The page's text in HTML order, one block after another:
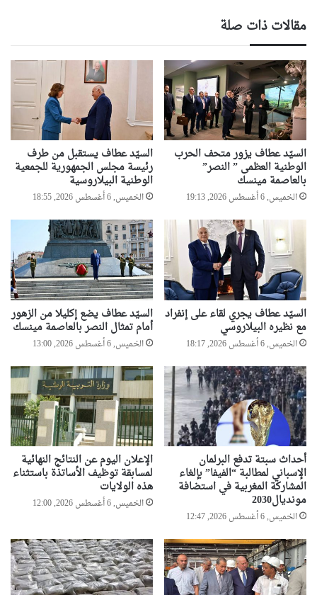
مقالات ذات صلة
السيّد عطاف يزور متحف الحرب
الوطنية العظمى ” النصر”
بالعاصمة مينسك
الخميس, 6 أغسطس 2026, 19:13
السيّد عطاف يستقبل من طرف
رئيسة مجلس الجمهورية للجمعية
الوطنية البيلاروسية
الخميس, 6 أغسطس 2026, 18:55
السيّد عطاف يجري لقاء على إنفراد
مع نظيره البيلاروسي
الخميس, 6 أغسطس 2026, 18:17
السيّد عطاف يضع إكليلا من الزهور
أمام تمثال النصر بالعاصمة مينسك
الخميس, 6 أغسطس 2026, 13:00
أحداث سبتة تدفع البرلمان
الإسباني لمطالبة “الفيفا” بإلغاء
المشاركة المغربية في استضافة
مونديال2030
الخميس, 6 أغسطس 2026, 12:47
الإعلان اليوم عن النتائج النهائية
لمسابقة توظيف الأساتذة باستثناء
هذه الولايات
الخميس, 6 أغسطس 2026, 12:00